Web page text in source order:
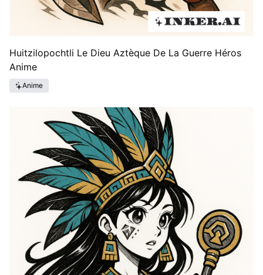
Huitzilopochtli Le Dieu Aztèque De La Guerre Héros
Anime
Anime